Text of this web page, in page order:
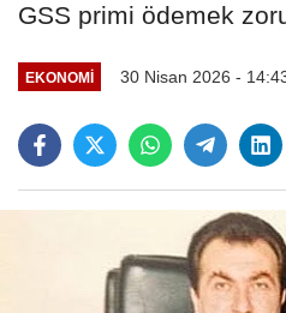
GSS primi ödemek
EKONOMİ 30 Nisan 2026 -